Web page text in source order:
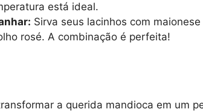
está ideal.
Sirva seus lacinhos com
rosé. A combinação é perfeita!
a querida mandioca em um